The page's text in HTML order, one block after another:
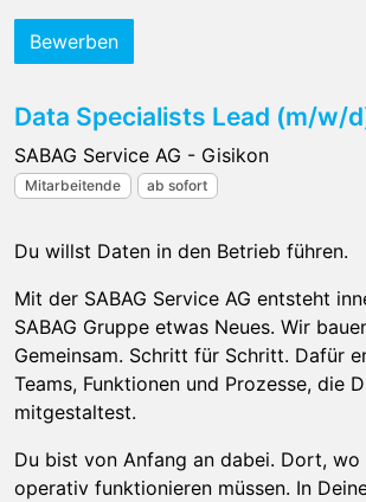
Bewerben
Data Specialists Lead (m/w/
SABAG Service AG - Gisikon
Mitarbeitende ab sofort
Du willst Daten in den Betrieb führen.
Mit der SABAG Service AG entsteht
SABAG Gruppe etwas Neues. Wir
Gemeinsam. Schritt für Schritt. Dafür
Teams, Funktionen und Prozesse, die
mitgestaltest.
Du bist von Anfang an dabei. Dort, wo
operativ funktionieren müssen. In